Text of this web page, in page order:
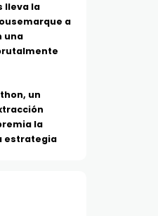
lleva la
a
una
un
la
estrategia